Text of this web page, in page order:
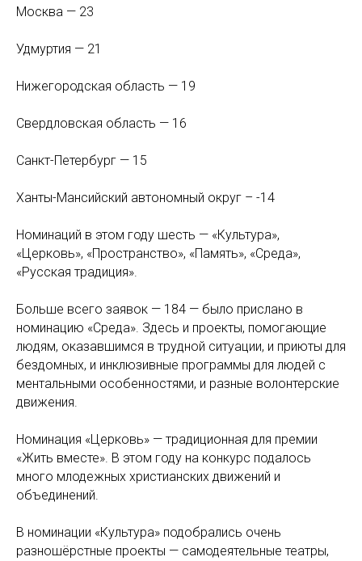
Москва — 23
Удмуртия — 21
Нижегородская область — 19
Свердловская область — 16
Санкт-Петербург — 15
Ханты-Мансийский автономный округ – -14
Номинаций в этом году шесть — «Культура»,
«Церковь», «Пространство», «Память», «Среда»,
«Русская традиция».
Больше всего заявок — 184 — было прислано в
номинацию «Среда». Здесь и проекты, помогающие
людям, оказавшимся в трудной ситуации, и приюты для
бездомных, и инклюзивные программы для людей с
ментальными особенностями, и разные волонтерские
движения.
Номинация «Церковь» — традиционная для премии
«Жить вместе». В этом году на конкурс подалось
много млодежных христианских движений и
объединений.
В номинации «Культура» подобрались очень
разношёрстные проекты — самодеятельные театры,